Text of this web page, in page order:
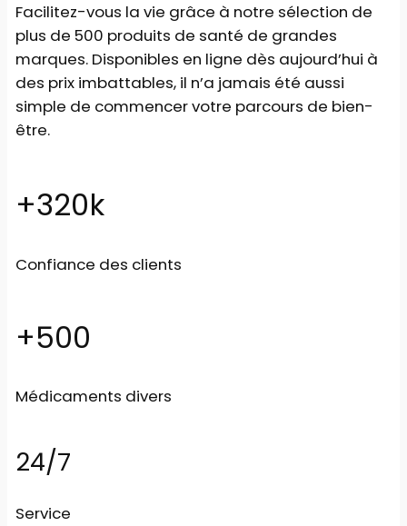
Facilitez-vous la vie grâce à notre sélection de
plus de 500 produits de santé de grandes
marques. Disponibles en ligne dès aujourd’hui à
des prix imbattables, il n’a jamais été aussi
simple de commencer votre parcours de bien-
être.
+320k
Confiance des clients
+500
Médicaments divers
24/7
Service